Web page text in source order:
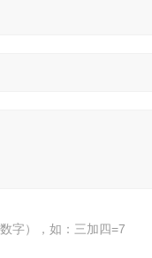
字），如：三加四=7